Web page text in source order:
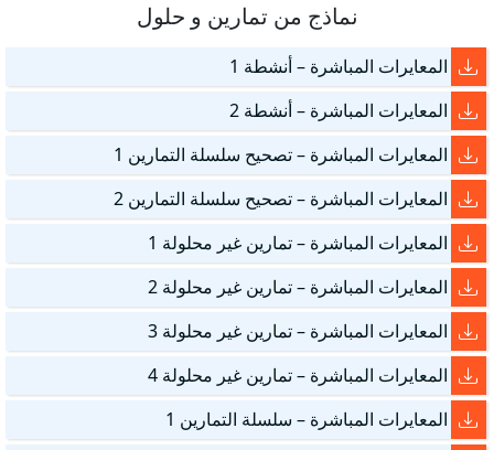
نماذج من تمارين و حلول
المعايرات المباشرة – أنشطة 1
المعايرات المباشرة – أنشطة 2
المعايرات المباشرة – تصحيح سلسلة التمارين 1
المعايرات المباشرة – تصحيح سلسلة التمارين 2
المعايرات المباشرة – تمارين غير محلولة 1
المعايرات المباشرة – تمارين غير محلولة 2
المعايرات المباشرة – تمارين غير محلولة 3
المعايرات المباشرة – تمارين غير محلولة 4
المعايرات المباشرة – سلسلة التمارين 1